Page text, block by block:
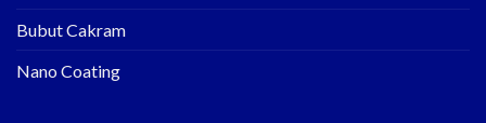
Bubut Cakram
Nano Coating